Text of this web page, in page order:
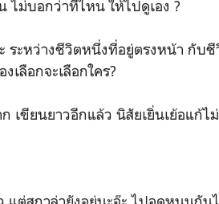
ไม่บอกว่าที่ไหน ให้ไปดูเอง ?
ระหว่างชีวิตหนึ่งที่อยู่ตรงหน้า กับ
เลือกจะเลือกใคร?
เขียนยาวอีกแล้ว นิสัยเยิ่นเย้อแก้ไ